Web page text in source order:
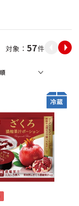
57件